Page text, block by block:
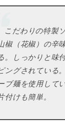
こだわりの特製
椒（花椒）の辛
。しっかりと味
ングされている
ブ麺を使用して
付けも簡単。